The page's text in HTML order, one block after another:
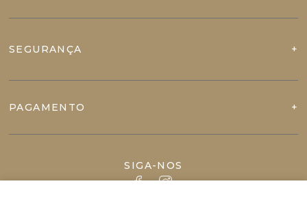
SEGURANÇA
PAGAMENTO
SIGA-NOS